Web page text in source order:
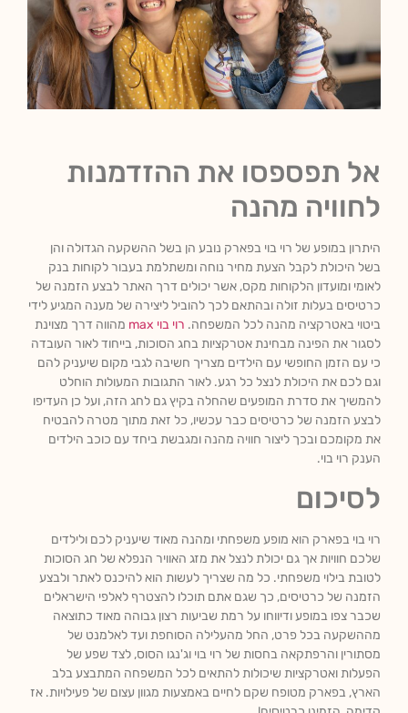
אל תפספסו את ההזדמנות
לחוויה מהנה
היתרון במופע של רוי בוי בפארק נובע הן בשל ההשקעה הגדולה והן
בשל היכולת לקבל הצעת מחיר נוחה ומשתלמת בעבור לקוחות בנק
לאומי ומועדון הלקוחות מקס, אשר יכולים דרך האתר לבצע הזמנה של
כרטיסים בעלות זולה ובהתאם לכך להוביל ליצירה של מענה המגיע לידי
ביטוי באטרקציה מהנה לכל המשפחה. רוי בוי max
מהווה דרך מצוינת
לסגור את הפינה מבחינת אטרקציות בחג הסוכות, בייחוד לאור העובדה
כי עם הזמן החופשי עם הילדים מצריך חשיבה לגבי מקום שיעניק להם
וגם לכם את היכולת לנצל כל רגע. לאור התגובות המעולות הוחלט
להמשיך את סדרת המופעים שהחלה בקיץ גם לחג הזה, ועל כן העדיפו
לבצע הזמנה של כרטיסים כבר עכשיו, כל זאת מתוך מטרה להבטיח
את מקומכם ובכך ליצור חוויה מהנה ומגבשת ביחד עם כוכב הילדים
הענק רוי בוי.
לסיכום
רוי בוי בפארק הוא מופע משפחתי ומהנה מאוד שיעניק לכם ולילדים
שלכם חוויות אך גם יכולת לנצל את מזג האוויר הנפלא של חג הסוכות
לטובת בילוי משפחתי. כל מה שצריך לעשות הוא להיכנס לאתר ולבצע
הזמנה של כרטיסים, כך שגם אתם תוכלו להצטרף לאלפי הישראלים
שכבר צפו במופע ודיווחו על רמת שביעות רצון גבוהה מאוד כתוצאה
מההשקעה בכל פרט, החל מהעלילה הסוחפת ועד לאלמנט של
מסתורין והרפתקאה בחסות של רוי בוי וג'נגו הסוס, לצד שפע של
הפעלות ואטרקציות שיכולות להתאים לכל המשפחה המתבצע בלב
הארץ, בפארק מטופח שקם לחיים באמצעות מגוון עצום של פעילויות. אז